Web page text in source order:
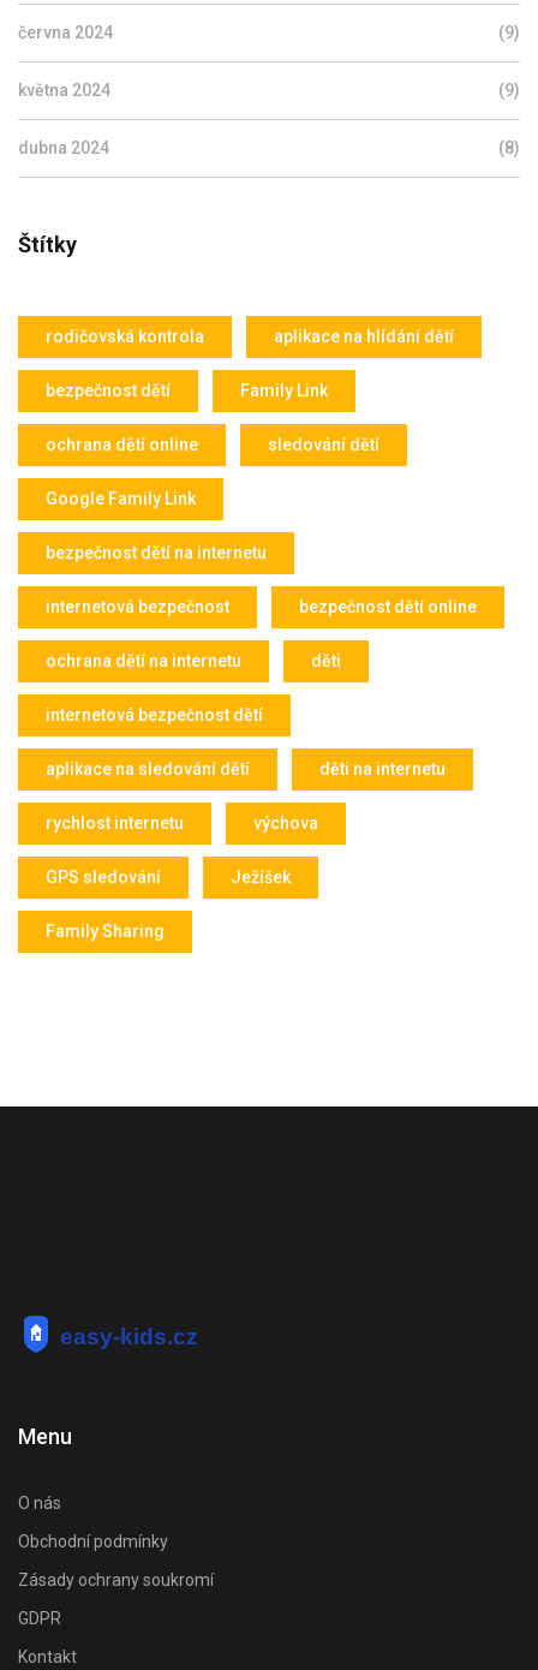
června 2024 (9)
května 2024 (9)
dubna 2024 (8)
Štítky
rodičovská kontrola aplikace na hlídání dětí
bezpečnost dětí Family Link
ochrana dětí online sledování dětí
Google Family Link
bezpečnost dětí na internetu
internetová bezpečnost bezpečnost dětí online
ochrana dětí na internetu děti
internetová bezpečnost dětí
aplikace na sledování dětí děti na internetu
rychlost internetu výchova
GPS sledování Ježíšek
Family Sharing
Menu
O nás
Obchodní podmínky
Zásady ochrany soukromí
GDPR
Kontakt